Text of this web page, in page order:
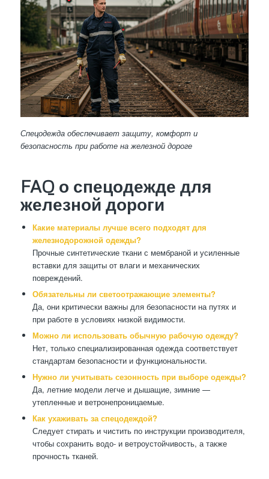
Спецодежда обеспечивает защиту, комфорт и
безопасность при работе на железной дороге
FAQ о спецодежде для
железной дороги
Какие материалы лучше всего подходят для
железнодорожной одежды?
Прочные синтетические ткани с мембраной и усиленные
вставки для защиты от влаги и механических
повреждений.
Обязательны ли светоотражающие элементы?
Да, они критически важны для безопасности на путях и
при работе в условиях низкой видимости.
Можно ли использовать обычную рабочую одежду?
Нет, только специализированная одежда соответствует
стандартам безопасности и функциональности.
Нужно ли учитывать сезонность при выборе одежды?
Да, летние модели легче и дышащие, зимние —
утепленные и ветронепроницаемые.
Как ухаживать за спецодеждой?
Следует стирать и чистить по инструкции производителя,
чтобы сохранить водо- и ветроустойчивость, а также
прочность тканей.